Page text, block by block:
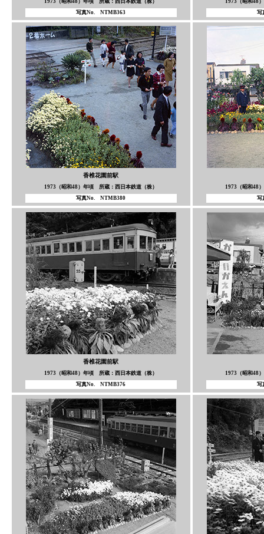
1973（昭和48）年頃 所蔵：西日本鉄道（株）
写真No. NTMB363
1973（昭和48
写
香椎花園前駅
1973（昭和48）年頃 所蔵：西日本鉄道（株）
写真No. NTMB380
1973（昭和48
写
香椎花園前駅
1973（昭和48）年頃 所蔵：西日本鉄道（株）
写真No. NTMB376
1973（昭和48
写